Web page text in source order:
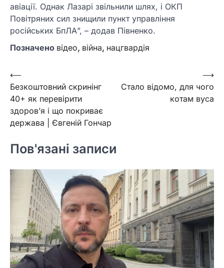
авіації. Однак Лазарі звільнили шлях, і ОКП
Повітряних сил знищили пункт управління
російських БпЛА”, – додав Півненко.
Позначено відео, війна, нацгвардія
Навігація
записів
⟵
Безкоштовний скринінг
40+ як перевірити
здоров’я і що покриває
держава | Євгеній Гончар
Стало відомо, для чого
котам вуса
⟶
Пов'язані записи